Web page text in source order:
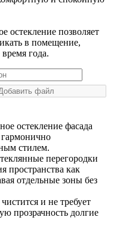
остекление позволяет
в помещение,
года.
остекление фасада
стилем.
перегородки
пространства как
отдельные зоны без
и не требует
прозрачность долгие